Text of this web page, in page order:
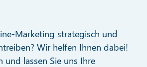
Marketing strategisch und
Wir helfen Ihnen dabei!
und lassen Sie uns Ihre